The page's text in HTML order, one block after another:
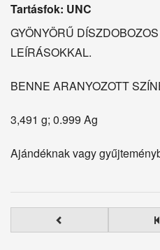
Tartásfok: UNC
GYÖNYÖRŰ
LEÍRÁSOKKAL.
BENNE ARANYOZOTT
3,491 g; 0.999 Ag
Ajándéknak vagy